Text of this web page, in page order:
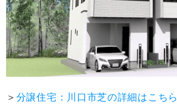
＞ 分譲住宅：川口市芝の詳細はこちら